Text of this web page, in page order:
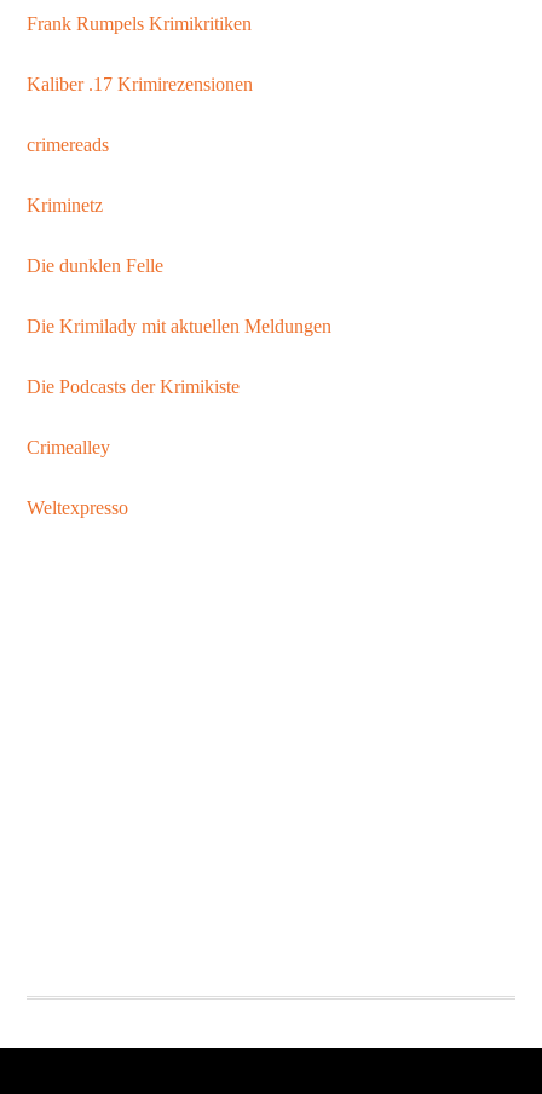
Frank Rumpels Krimikritiken
Kaliber .17 Krimirezensionen
crimereads
Kriminetz
Die dunklen Felle
Die Krimilady mit aktuellen Meldungen
Die Podcasts der Krimikiste
Crimealley
Weltexpresso